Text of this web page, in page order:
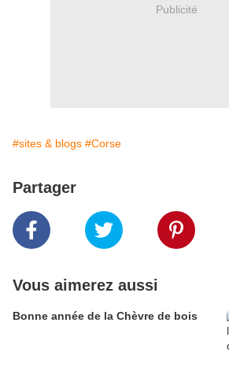
Publicité
#sites & blogs #Corse
Partager
Vous aimerez aussi
Bonne année de la Chèvre de bois